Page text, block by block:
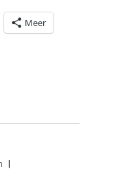
Meer
|